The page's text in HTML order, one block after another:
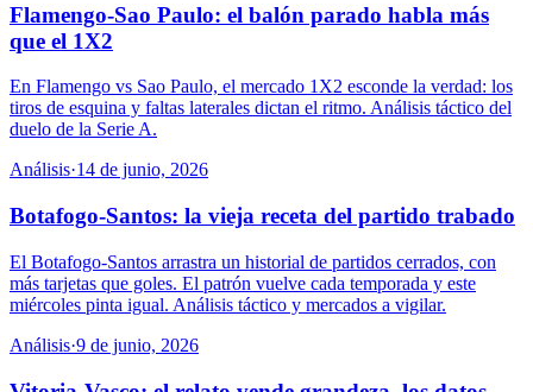
Flamengo-Sao Paulo: el balón parado habla más
que el 1X2
En Flamengo vs Sao Paulo, el mercado 1X2 esconde la verdad: los
tiros de esquina y faltas laterales dictan el ritmo. Análisis táctico del
duelo de la Serie A.
Análisis·14 de junio, 2026
Botafogo-Santos: la vieja receta del partido trabado
El Botafogo-Santos arrastra un historial de partidos cerrados, con
más tarjetas que goles. El patrón vuelve cada temporada y este
miércoles pinta igual. Análisis táctico y mercados a vigilar.
Análisis·9 de junio, 2026